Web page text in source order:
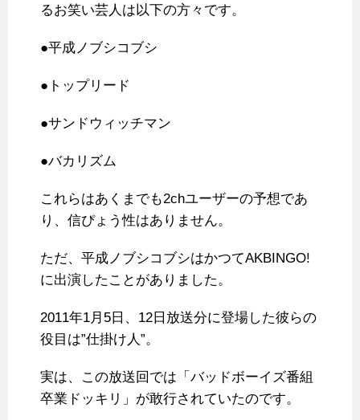
るお笑い芸人は以下の方々です。
●平成ノブシコブシ
●トップリード
●サンドウィッチマン
●バカリズム
これらはあくまでも2chユーザーの予想であ
り、信ぴょう性はありません。
ただ、平成ノブシコブシはかつてAKBINGO!
に出演したことがありました。
2011年1月5日、12日放送分に登場した彼らの
役目は”仕掛け人”。
実は、この放送回では「バッドボーイズ番組
卒業ドッキリ」が敢行されていたのです。